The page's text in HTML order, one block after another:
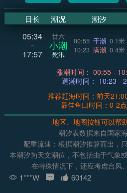
日长 潮况 潮汐
05:34
~
17:57
廿六
小潮
死汛
00:55 干潮 0.1米
10:23 满潮 0.4米
涨潮时间：
退潮时间：
推荐赶海时间：前天
最佳鱼口时间：0-2
地区、地图按钮可以帮
潮汐表数据来自国家
配重流速：根据潮汐推算而出，
本潮汐为天文潮位，不包括由于气象
在特殊情况下，还应考虑台风
1***W 60142